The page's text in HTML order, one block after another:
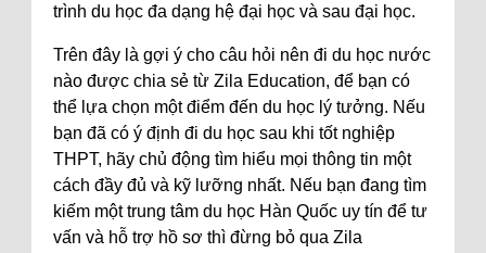
trình du học đa dạng hệ đại học và sau đại học.
Trên đây là gợi ý cho câu hỏi nên đi du học nước
nào được chia sẻ từ Zila Education, để bạn có
thể lựa chọn một điểm đến du học lý tưởng. Nếu
bạn đã có ý định đi du học sau khi tốt nghiệp
THPT, hãy chủ động tìm hiểu mọi thông tin một
cách đầy đủ và kỹ lưỡng nhất. Nếu bạn đang tìm
kiếm một trung tâm du học Hàn Quốc uy tín để tư
vấn và hỗ trợ hồ sơ thì đừng bỏ qua Zila